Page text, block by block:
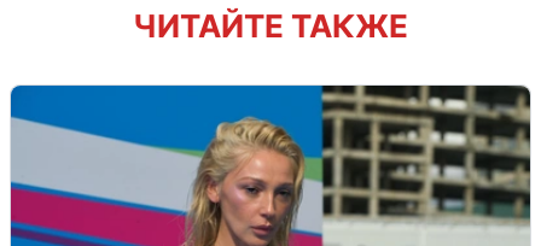
ЧИТАЙТЕ ТАКЖЕ